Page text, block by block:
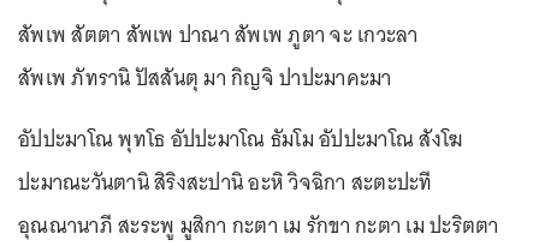
สัพเพ สัตตา สัพเพ ปาณา สัพเพ ภูตา จะ เกวะลา
สัพเพ ภัทรานิ ปัสสันตุ มา กิญจิ ปาปะมาคะมา
อัปปะมาโณ พุทโธ อัปปะมาโณ ธัมโม อัปปะมาโณ สังโฆ
ปะมาณะวันตานิ สิริงสะปานิ อะหิ วิจฉิกา สะตะปะที
อุณณานาภี สะระพู มูสิกา กะตา เม รักขา กะตา เม ปะริตตา